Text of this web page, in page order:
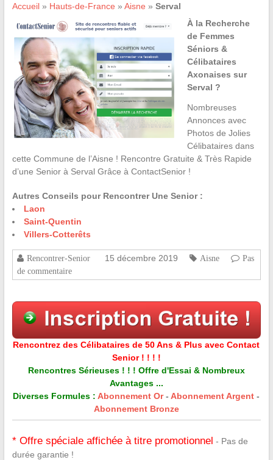
Accueil» Hauts-de-France » Aisne » Serval
À la Recherche
de Femmes
Séniors &
Célibataires
Axonaises sur
Serval ?
Nombreuses
Annonces avec
Photos de Jolies
Célibataires dans
cette Commune de l’Aisne ! Rencontre Gratuite & Très Rapide
d’une Senior à Serval Grâce à ContactSenior !
Autres Conseils pour Rencontrer Une Senior :
Laon
Saint-Quentin
Villers-Cotterêts
Rencontrer-Senior 15 décembre 2019 Aisne
Pas
de commentaire
Rencontrez des Célibataires de 50 Ans & Plus avec Contact
Senior ! ! ! !
Rencontres Sérieuses ! ! ! Offre d'Essai & Nombreux
Avantages ...
Diverses Formules : Abonnement Or-Abonnement Argent -
Abonnement Bronze
* Offre spéciale affichée à titre promotionnel - Pas de
durée garantie !